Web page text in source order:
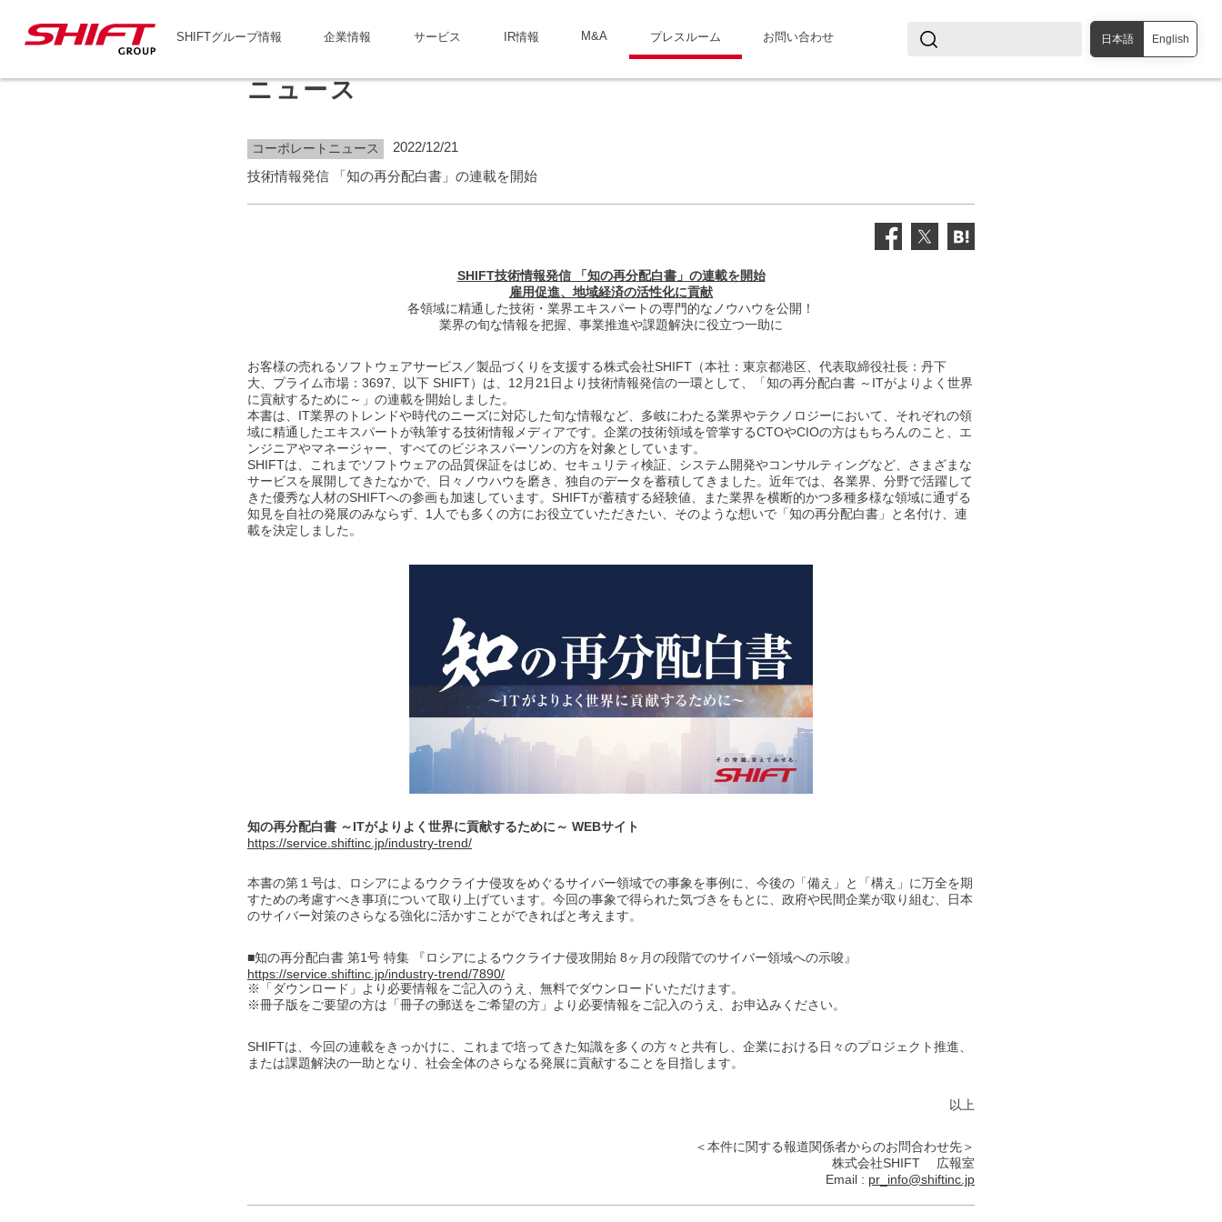
日本語 English
SHIFTグループ情報 企業情報 サービス IR情報 M&A プレスルーム お問い合わせ
ニュース
コーポレートニュース
2022/12/21
技術情報発信 「知の再分配白書」の連載を開始
SHIFT技術情報発信 「知の再分配白書」の連載を開始
雇用促進、地域経済の活性化に貢献
各領域に精通した技術・業界エキスパートの専門的なノウハウを公開！
業界の旬な情報を把握、事業推進や課題解決に役立つ一助に
お客様の売れるソフトウェアサービス／製品づくりを支援する株式会社SHIFT（本社：東京都港区、代表取締役社長：丹下
大、プライム市場：3697、以下 SHIFT）は、12月21日より技術情報発信の一環として、「知の再分配白書 ～ITがよりよく世界
に貢献するために～」の連載を開始しました。
本書は、IT業界のトレンドや時代のニーズに対応した旬な情報など、多岐にわたる業界やテクノロジーにおいて、それぞれの領
域に精通したエキスパートが執筆する技術情報メディアです。企業の技術領域を管掌するCTOやCIOの方はもちろんのこと、エ
ンジニアやマネージャー、すべてのビジネスパーソンの方を対象としています。
SHIFTは、これまでソフトウェアの品質保証をはじめ、セキュリティ検証、システム開発やコンサルティングなど、さまざまな
サービスを展開してきたなかで、日々ノウハウを磨き、独自のデータを蓄積してきました。近年では、各業界、分野で活躍して
きた優秀な人材のSHIFTへの参画も加速しています。SHIFTが蓄積する経験値、また業界を横断的かつ多種多様な領域に通ずる
知見を自社の発展のみならず、1人でも多くの方にお役立ていただきたい、そのような想いで「知の再分配白書」と名付け、連
載を決定しました。
知の再分配白書 ～ITがよりよく世界に貢献するために～ WEBサイト
https://service.shiftinc.jp/industry-trend/
本書の第１号は、ロシアによるウクライナ侵攻をめぐるサイバー領域での事象を事例に、今後の「備え」と「構え」に万全を期
すための考慮すべき事項について取り上げています。今回の事象で得られた気づきをもとに、政府や民間企業が取り組む、日本
のサイバー対策のさらなる強化に活かすことができればと考えます。
■知の再分配白書 第1号 特集 『ロシアによるウクライナ侵攻開始 8ヶ月の段階でのサイバー領域への示唆』
https://service.shiftinc.jp/industry-trend/7890/
※「ダウンロード」より必要情報をご記入のうえ、無料でダウンロードいただけます。
※冊子版をご要望の方は「冊子の郵送をご希望の方」より必要情報をご記入のうえ、お申込みください。
SHIFTは、今回の連載をきっかけに、これまで培ってきた知識を多くの方々と共有し、企業における日々のプロジェクト推進、
または課題解決の一助となり、社会全体のさらなる発展に貢献することを目指します。
以上
＜本件に関する報道関係者からのお問合わせ先＞
株式会社SHIFT 広報室
Email : pr_info@shiftinc.jp